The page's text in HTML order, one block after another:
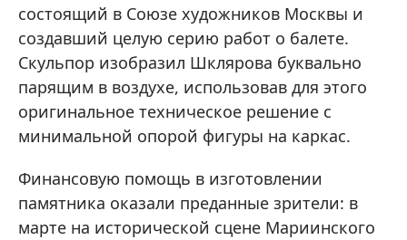
состоящий в Союзе художников Москвы и
создавший целую серию работ о балете.
Скульпор изобразил Шклярова буквально
парящим в воздухе, использовав для этого
оригинальное техническое решение с
минимальной опорой фигуры на каркас.
Финансовую помощь в изготовлении
памятника оказали преданные зрители: в
марте на исторической сцене Мариинского